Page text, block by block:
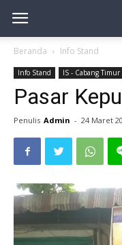
Beranda Info Stand
Info Stand IS - Cabang Timur
Pasar
Penulis Admin - 24 Maret